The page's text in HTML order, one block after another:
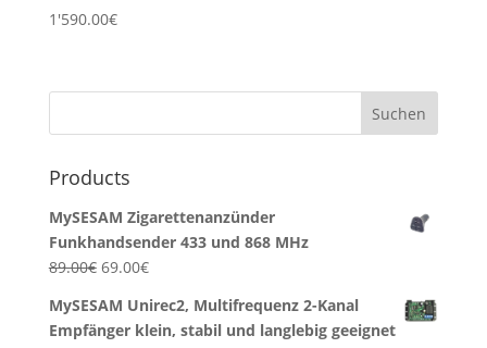
1'590.00€
Products
MySESAM Zigarettenanzünder
Funkhandsender 433 und 868 MHz
89.00€ Ursprünglicher
war:
89.00€
69.00€Aktueller
ist:
69.00€.
MySESAM Unirec2, Multifrequenz 2-Kanal
Empfänger klein, stabil und langlebig geeignet